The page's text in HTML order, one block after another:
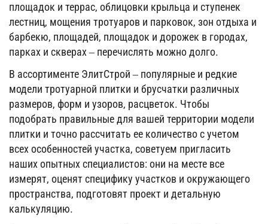
площадок и террас, облицовки крыльца и ступенек
лестниц, мощения тротуаров и парковок, зон отдыха и
барбекю, площадей, площадок и дорожек в городах,
парках и скверах – перечислять можно долго.
В ассортименте ЭлитСтрой – популярные и редкие
модели тротуарной плитки и брусчатки различных
размеров, форм и узоров, расцветок. Чтобы
подобрать правильные для вашей территории модели
плитки и точно рассчитать ее количество с учетом
всех особенностей участка, советуем пригласить
наших опытных специалистов: они на месте все
измерят, оценят специфику участков и окружающего
пространства, подготовят проект и детальную
калькуляцию.